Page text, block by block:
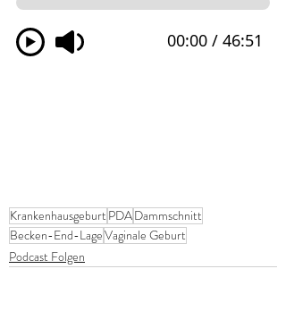
Krankenhausgeburt PDADammschnitt
Becken-End-LageVaginale Geburt
Podcast Folgen